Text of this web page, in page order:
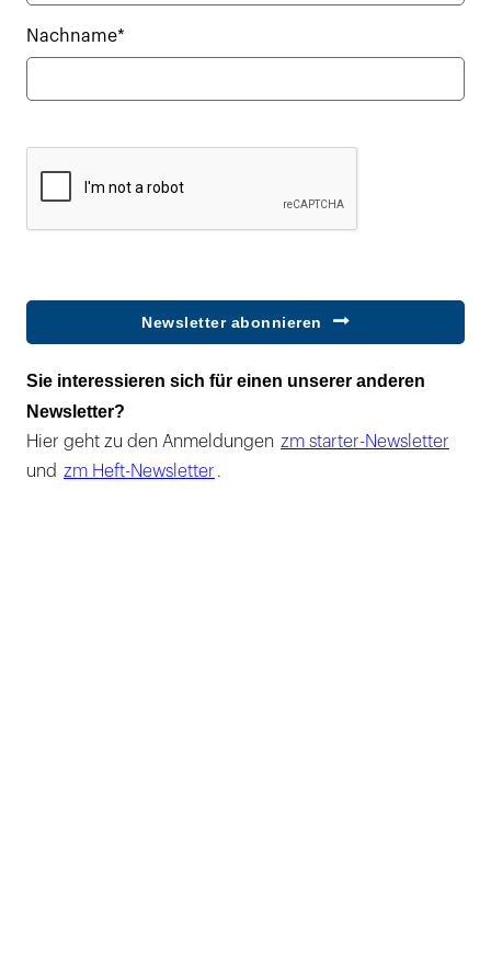
Nachname*
Newsletter abonnieren
Sie interessieren sich für einen unserer anderen
Newsletter?
Hier geht zu den Anmeldungen zm starter-Newsletter
und zm Heft-Newsletter .